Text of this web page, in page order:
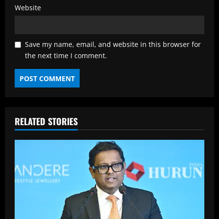
Website
Save my name, email, and website in this browser for
the next time I comment.
RELATED STORIES